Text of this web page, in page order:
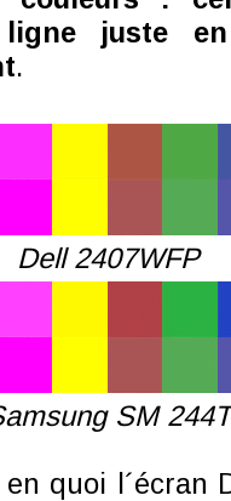
ligne juste
.
Dell 2407WFP
SM 244T
quoi l´écran